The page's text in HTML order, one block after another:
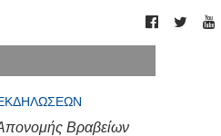
Βραβείων